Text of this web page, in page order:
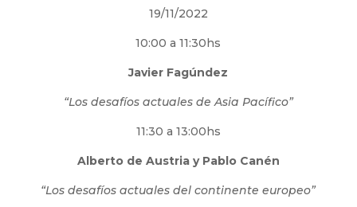
19/11/2022
10:00 a 11:30hs
Javier Fagúndez
“Los desafíos actuales de Asia Pacífico”
11:30 a 13:00hs
Alberto de Austria y Pablo Canén
“Los desafíos actuales del continente europeo”